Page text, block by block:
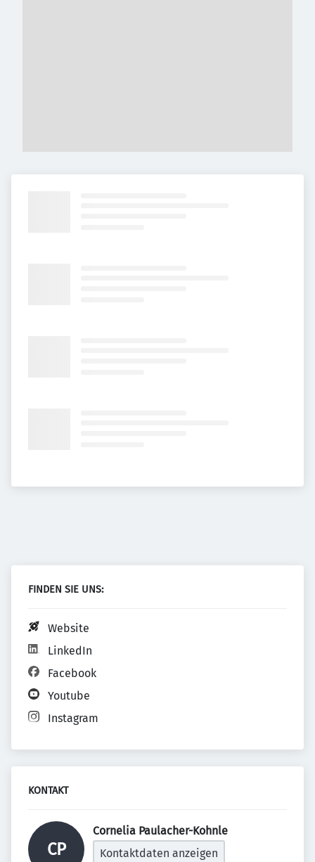
FINDEN SIE UNS:
Website
LinkedIn
Facebook
Youtube
Instagram
KONTAKT
CP
Cornelia Paulacher-Kohnle
Kontaktdaten anzeigen